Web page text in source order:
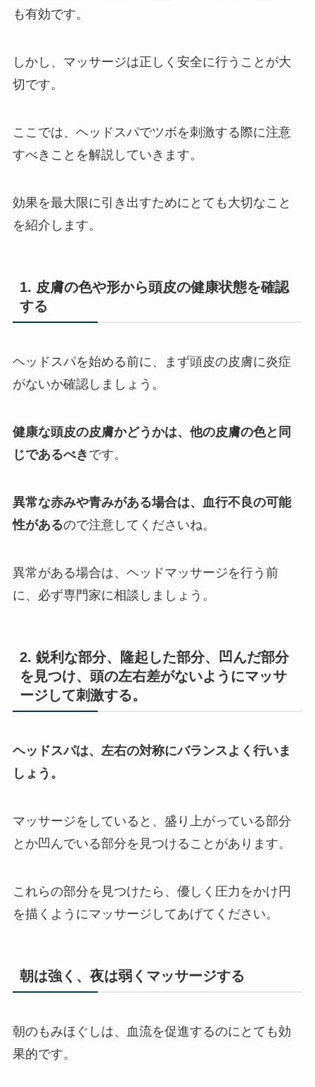
も有効です。
しかし、マッサージは正しく安全に行うことが大
切です。
ここでは、ヘッドスパでツボを刺激する際に注意
すべきことを解説していきます。
効果を最大限に引き出すためにとても大切なこと
を紹介します。
1. 皮膚の色や形から頭皮の健康状態を確認
する
ヘッドスパを始める前に、まず頭皮の皮膚に炎症
がないか確認しましょう。
健康な頭皮の皮膚かどうかは、他の皮膚の色と同
じであるべき です。
異常な赤みや青みがある場合は、血行不良の可能
性があるので注意してくださいね。
異常がある場合は、ヘッドマッサージを行う前
に、必ず専門家に相談しましょう。
2. 鋭利な部分、隆起した部分、凹んだ部分
を見つけ、頭の左右差がないようにマッサ
ージして刺激する。
ヘッドスパは、左右の対称にバランスよく行いま
しょう。
マッサージをしていると、盛り上がっている部分
とか凹んでいる部分を見つけることがあります。
これらの部分を見つけたら、優しく圧力をかけ円
を描くようにマッサージしてあげてください。
朝は強く、夜は弱くマッサージする
朝のもみほぐしは、血流を促進するのにとても効
果的です。